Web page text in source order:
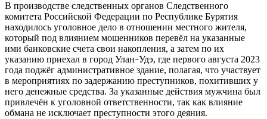
В производстве следственных органов Следственного
комитета Российской Федерации по Республике Бурятия
находилось уголовное дело в отношении местного жителя,
который под влиянием мошенников перевёл на указанные
ими банковские счета свои накопления, а затем по их
указанию приехал в город Улан–Удэ, где первого августа 2023
года поджёг административное здание, полагая, что участвует
в мероприятиях по задержанию преступников, похитивших у
него денежные средства. За указанные действия мужчина был
привлечён к уголовной ответственности, так как влияние
обмана не исключает преступности этого деяния.